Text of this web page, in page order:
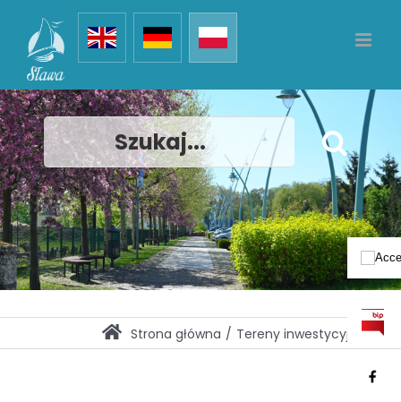
zawartości
Sława
Szukaj
Strona główna Tereny inwestycyjne